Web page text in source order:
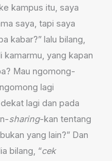
kampus itu, saya
saya, tapi saya
kabar?” lalu bilang,
kamarmu, yang kapan
Mau ngomong-
lagi
lagi dan pada
sharing-kan tentang
yang lain?” Dan
bilang, “cek